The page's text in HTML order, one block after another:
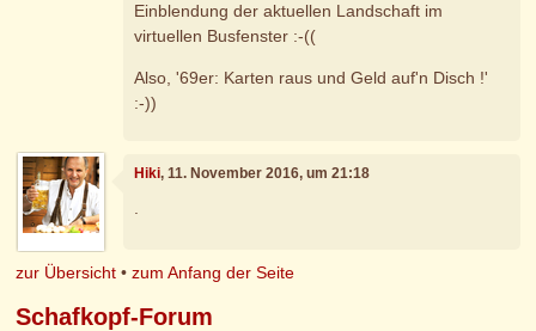
Einblendung der aktuellen Landschaft im
virtuellen Busfenster :-((
Also, '69er: Karten raus und Geld auf'n Disch !'
:-))
Hiki, 11. November 2016, um 21:18
.
zur Übersicht •zum Anfang der Seite
Schafkopf-Forum